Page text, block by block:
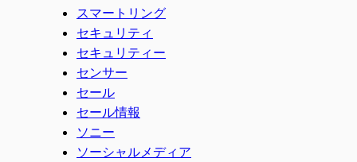
スマートリング
セキュリティ
セキュリティー
センサー
セール
セール情報
ソニー
ソーシャルメディア